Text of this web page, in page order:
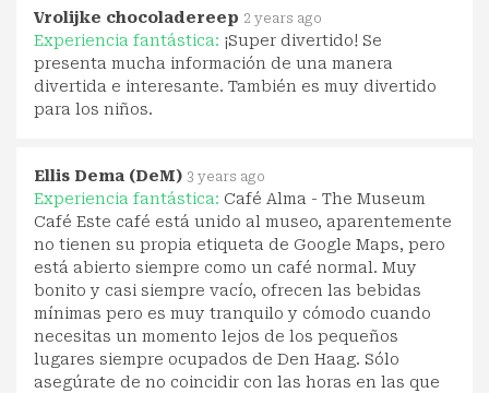
Vrolijke chocoladereep 2 years ago
Experiencia fantástica: ¡Super divertido! Se
presenta mucha información de una manera
divertida e interesante. También es muy divertido
para los niños.
Ellis Dema (DeM) 3 years ago
Experiencia fantástica: Café Alma - The Museum
Café Este café está unido al museo, aparentemente
no tienen su propia etiqueta de Google Maps, pero
está abierto siempre como un café normal. Muy
bonito y casi siempre vacío, ofrecen las bebidas
mínimas pero es muy tranquilo y cómodo cuando
necesitas un momento lejos de los pequeños
lugares siempre ocupados de Den Haag. Sólo
asegúrate de no coincidir con las horas en las que